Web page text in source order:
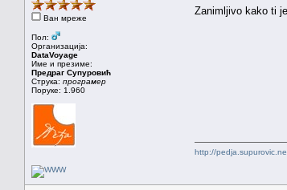
Ван мреже
Пол:
Организација:
DataVoyage
Име и презиме:
Предраг Супуровић
Струка: програмер
Поруке: 1.960
Zanimljivo kako ti
http://